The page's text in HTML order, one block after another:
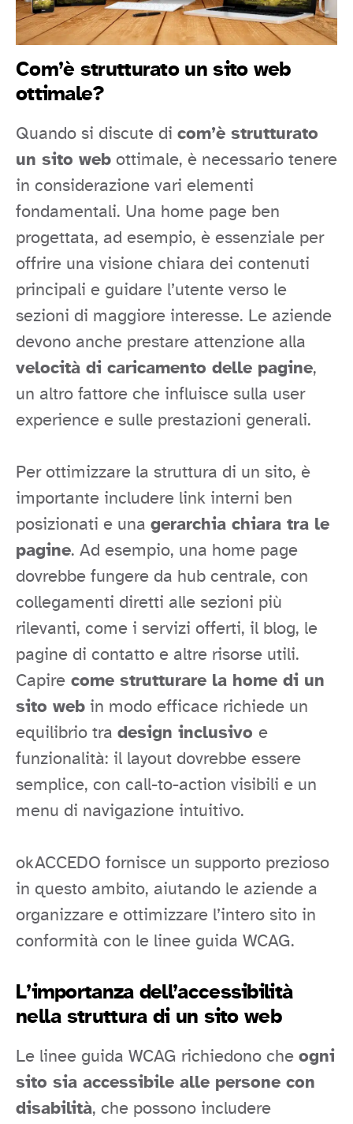
Com’è strutturato un sito web
ottimale?
Quando si discute di com’è strutturato
un sito web ottimale, è necessario tenere
in considerazione vari elementi
fondamentali. Una home page ben
progettata, ad esempio, è essenziale per
offrire una visione chiara dei contenuti
principali e guidare l’utente verso le
sezioni di maggiore interesse. Le aziende
devono anche prestare attenzione alla
velocità di caricamento delle pagine,
un altro fattore che influisce sulla user
experience e sulle prestazioni generali.
Per ottimizzare la struttura di un sito, è
importante includere link interni ben
posizionati e una gerarchia chiara tra le
pagine. Ad esempio, una home page
dovrebbe fungere da hub centrale, con
collegamenti diretti alle sezioni più
rilevanti, come i servizi offerti, il blog, le
pagine di contatto e altre risorse utili.
Capire come strutturare la home di un
sito web in modo efficace richiede un
equilibrio tra design inclusivo e
funzionalità: il layout dovrebbe essere
semplice, con call-to-action visibili e un
menu di navigazione intuitivo.
okACCEDO fornisce un supporto prezioso
in questo ambito, aiutando le aziende a
organizzare e ottimizzare l’intero sito in
conformità con le linee guida WCAG.
L’importanza dell’accessibilità
nella struttura di un sito web
Le linee guida WCAG richiedono che ogni
sito sia accessibile alle persone con
disabilità, che possono includere